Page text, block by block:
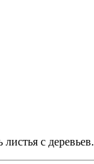
с деревьев.